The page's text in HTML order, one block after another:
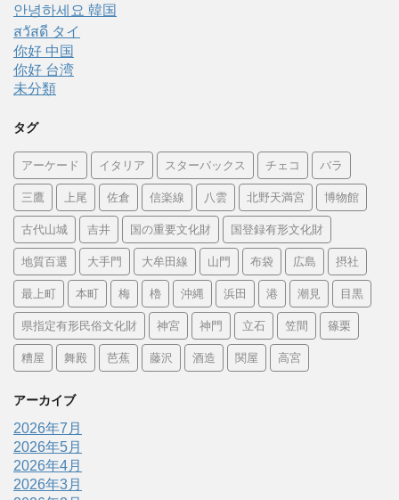
안녕하세요 韓国
สวัสดี タイ
你好 中国
你好 台湾
未分類
タグ
アーケード イタリア スターバックス チェコ バラ
三鷹 上尾 佐倉 信楽線 八雲 北野天満宮 博物館
古代山城 吉井 国の重要文化財 国登録有形文化財
地質百選 大手門 大牟田線 山門 布袋 広島 摂社
最上町 本町 梅 櫓 沖縄 浜田 港 潮見 目黒
県指定有形民俗文化財 神宮 神門 立石 笠間 篠栗
糟屋 舞殿 芭蕉 藤沢 酒造 関屋 高宮
アーカイブ
2026年7月
2026年5月
2026年4月
2026年3月